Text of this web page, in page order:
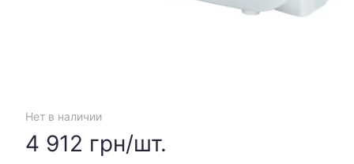
Нет в наличии
4 912 грн/шт.